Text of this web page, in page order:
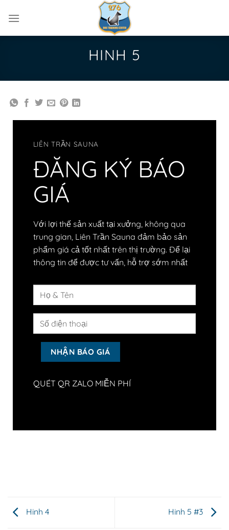
HINH 5
LIÊN TRẦN SAUNA
ĐĂNG KÝ BÁO
GIÁ
Với lợi thế sản xuất tại xưởng, không qua
trung gian, Liên Trần Sauna đảm bảo sản
phẩm giá cả tốt nhất trên thị trường. Để lại
thông tin để được tư vấn, hỗ trợ sớm nhất
QUÉT QR ZALO MIỄN PHÍ
Hinh 4 Hinh 5 #3